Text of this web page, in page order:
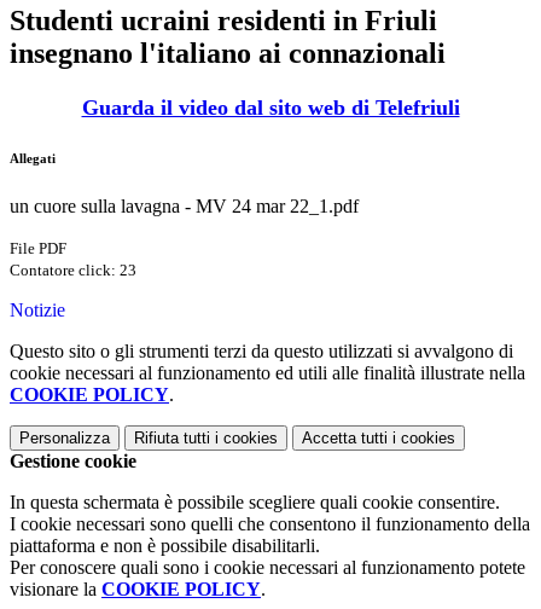
Studenti ucraini residenti in Friuli
insegnano l'italiano ai connazionali
Guarda il video dal sito web di Telefriuli
Allegati
un cuore sulla lavagna - MV 24 mar 22_1.pdf
File PDF
Contatore click: 23
Notizie
Questo sito o gli strumenti terzi da questo utilizzati si avvalgono di
cookie necessari al funzionamento ed utili alle finalità illustrate nella
COOKIE POLICY.
Personalizza Rifiuta tutti i cookies Accetta tutti i cookies
Gestione cookie
In questa schermata è possibile scegliere quali cookie consentire.
I cookie necessari sono quelli che consentono il funzionamento della
piattaforma e non è possibile disabilitarli.
Per conoscere quali sono i cookie necessari al funzionamento potete
visionare la COOKIE POLICY.